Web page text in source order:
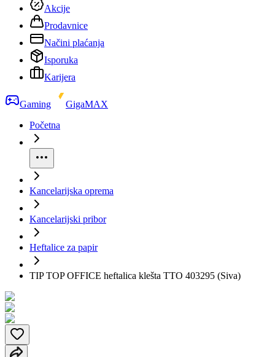
Akcije
Prodavnice
Načini plaćanja
Isporuka
Karijera
Gaming
GigaMAX
Početna
Kancelarijska oprema
Kancelarijski pribor
Heftalice za papir
TIP TOP OFFICE heftalica klešta TTO 403295 (Siva)